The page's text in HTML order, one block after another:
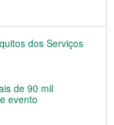
dos Serviços
de 90 mil
evento